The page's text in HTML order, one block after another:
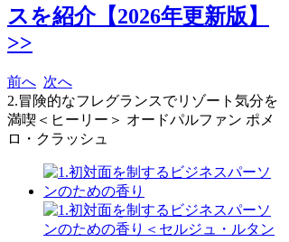
スを紹介【2026年更新版】
>>
前へ 次へ
2.冒険的なフレグランスでリゾート気分を
満喫＜ヒーリー＞ オードパルファン ポメ
ロ・クラッシュ